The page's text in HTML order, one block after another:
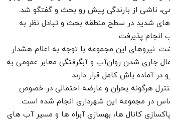
ناشی از بارندگی پیش رو بحث و گفتگو شد.
شدید در سطح منطقه بحث و تبادل نظر به
انجام پذیرفت.
نیروهای این مجموعه با توجه به اعلام هشدار
جاری شدن روان‌آب و آبگرفتگی معابر عمومی به
آماده باش کامل قرار دارند.
هرگونه بحران و عارضه احتمالی در خصوص
در مجموعه این شهرداری انجام شده است.
کانال ها، بهسازی آبراه ها و مسیر آب های